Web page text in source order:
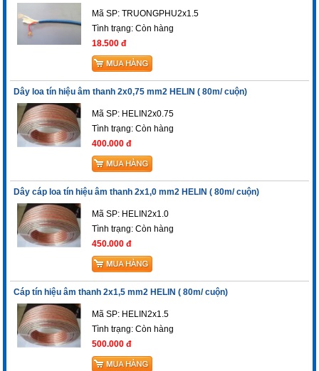
Mã SP: TRUONGPHU2x1.5
Tình trạng:Còn hàng
18.500 đ
Dây loa tín hiệu âm thanh 2x0,75 mm2 HELIN ( 80m/ cuộn)
Mã SP: HELIN2x0.75
Tình trạng:Còn hàng
400.000 đ
Dây cáp loa tín hiệu âm thanh 2x1,0 mm2 HELIN ( 80m/ cuộn)
Mã SP: HELIN2x1.0
Tình trạng:Còn hàng
450.000 đ
Cáp tín hiệu âm thanh 2x1,5 mm2 HELIN ( 80m/ cuộn)
Mã SP: HELIN2x1.5
Tình trạng:Còn hàng
500.000 đ